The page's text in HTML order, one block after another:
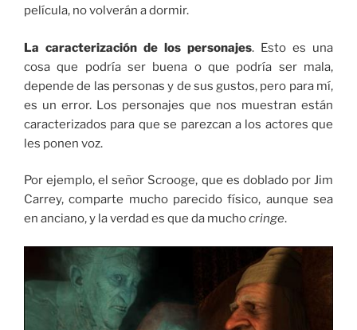
película, no volverán a dormir.
La caracterización de los personajes. Esto es una
cosa que podría ser buena o que podría ser mala,
depende de las personas y de sus gustos, pero para mí,
es un error. Los personajes que nos muestran están
caracterizados para que se parezcan a los actores que
les ponen voz.
Por ejemplo, el señor Scrooge, que es doblado por Jim
Carrey, comparte mucho parecido físico, aunque sea
en anciano, y la verdad es que da muchocringe.